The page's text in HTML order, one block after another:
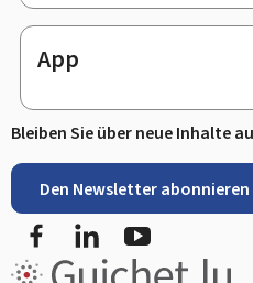
App
Bleiben Sie über neue Inhalte
Den Newsletter abonnieren
FacebookLinkedIn